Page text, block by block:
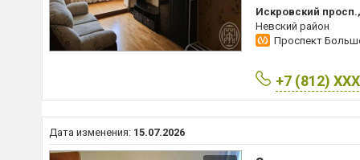
Искровский
Невский район
Проспект
+7 (812)
Дата изменения: 15.07.2026